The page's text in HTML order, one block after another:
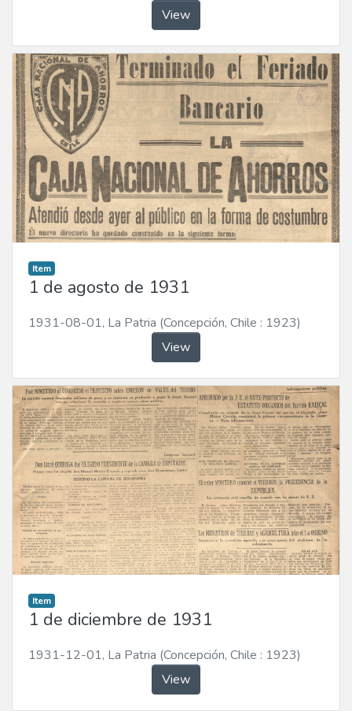
View
Item
1 de agosto de 1931
1931-08-01, La Patria (Concepción, Chile : 1923)
View
Item
1 de diciembre de 1931
1931-12-01, La Patria (Concepción, Chile : 1923)
View